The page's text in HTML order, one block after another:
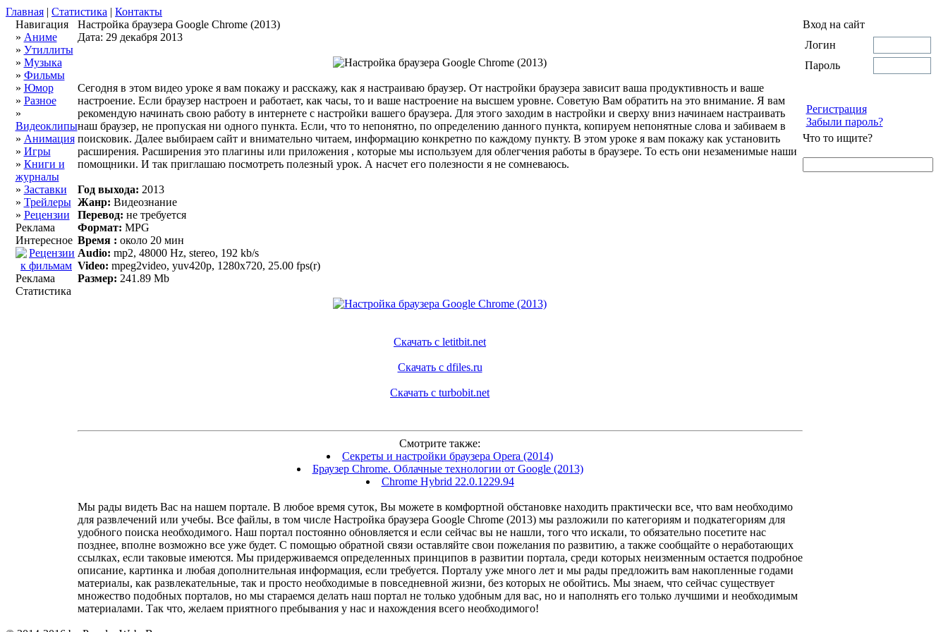
Главная | Статистика | Контакты
Навигация
» Аниме
» Утиллиты
» Музыка
» Фильмы
» Юмор
» Разное
»
Видеоклипы
» Анимация
» Игры
» Книги и
журналы
» Заставки
» Трейлеры
» Рецензии
Реклама
Интересное
Реклама
Статистика
Настройка браузера Google Chrome (2013)
Дата: 29 декабря 2013
Сегодня в этом видео уроке я вам покажу и расскажу, как я настраиваю браузер. От настройки браузера зависит ваша продуктивность и ваше
настроение. Если браузер настроен и работает, как часы, то и ваше настроение на высшем уровне. Советую Вам обратить на это внимание. Я вам
рекомендую начинать свою работу в интернете с настройки вашего браузера. Для этого заходим в настройки и сверху вниз начинаем настраивать
наш браузер, не пропуская ни одного пункта. Если, что то непонятно, по определению данного пункта, копируем непонятные слова и забиваем в
поисковик. Далее выбираем сайт и внимательно читаем, информацию конкретно по каждому пункту. В этом уроке я вам покажу как установить
расширения. Расширения это плагины или приложения , которые мы используем для облегчения работы в браузере. То есть они незаменимые наши
помощники. И так приглашаю посмотреть полезный урок. А насчет его полезности я не сомневаюсь.
Год выхода: 2013
Жанр: Видеознание
Перевод: не требуется
Формат: MPG
Время : около 20 мин
Audio: mp2, 48000 Hz, stereo, 192 kb/s
Video: mpeg2video, yuv420p, 1280x720, 25.00 fps(r)
Размер: 241.89 Mb
Скачать с letitbit.net
Скачать с dfiles.ru
Скачать с turbobit.net
Смотрите также:
Секреты и настройки браузера Opera (2014)
Браузер Chrome. Облачные технологии от Google (2013)
Chrome Hybrid 22.0.1229.94
Мы рады видеть Вас на нашем портале. В любое время суток, Вы можете в комфортной обстановке находить практически все, что вам необходимо
для развлечений или учебы. Все файлы, в том числе Настройка браузера Google Chrome (2013) мы разложили по категориям и подкатегориям для
удобного поиска необходимого. Наш портал постоянно обновляется и если сейчас вы не нашли, того что искали, то обязательно посетите нас
позднее, вполне возможно все уже будет. С помощью обратной связи оставляйте свои пожелания по развитию, а также сообщайте о неработающих
ссылках, если таковые имеются. Мы придерживаемся определенных принципов в развитии портала, среди которых неизменным остается подробное
описание, картинка и любая дополнительная информация, если требуется. Порталу уже много лет и мы рады предложить вам накопленные годами
материалы, как развлекательные, так и просто необходимые в повседневной жизни, без которых не обойтись. Мы знаем, что сейчас существует
множество подобных порталов, но мы стараемся делать наш портал не только удобным для вас, но и наполнять его только лучшими и необходимым
материалами. Так что, желаем приятного пребывания у нас и нахождения всего необходимого!
Вход на сайт
Логин
Пароль
Регистрация
Забыли пароль?
Что то ищите?